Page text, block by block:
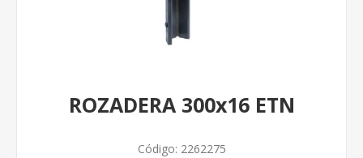
ROZADERA 300x16 ETN
Código: 2262275